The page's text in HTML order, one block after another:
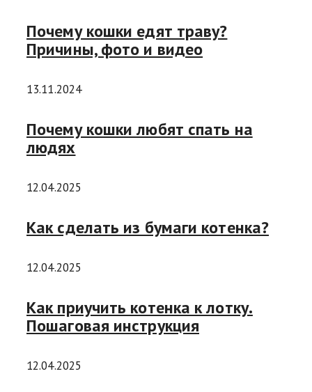
Почему кошки едят траву?
Причины, фото и видео
13.11.2024
Почему кошки любят спать на
людях
12.04.2025
Как сделать из бумаги котенка?
12.04.2025
Как приучить котенка к лотку.
Пошаговая инструкция
12.04.2025